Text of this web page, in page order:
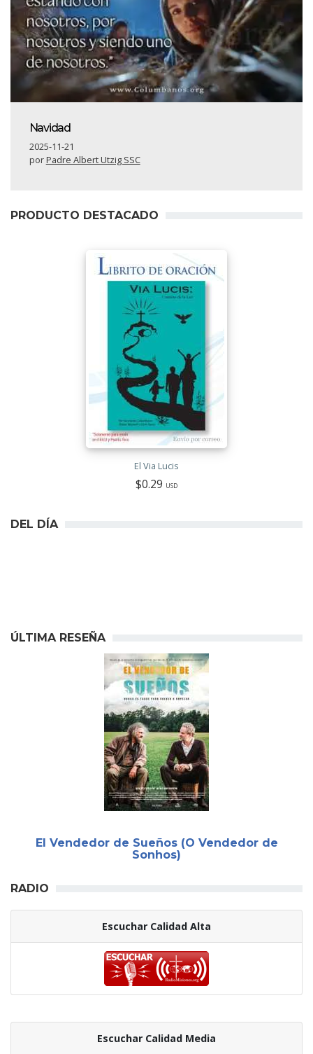
Navidad
2025-11-21
porPadre Albert Utzig SSC
PRODUCTO DESTACADO
El Via Lucis
$0.29 USD
DEL DÍA
ÚLTIMA RESEÑA
El Vendedor de Sueños (O Vendedor de
Sonhos)
RADIO
Escuchar Calidad Alta
Escuchar Calidad Media